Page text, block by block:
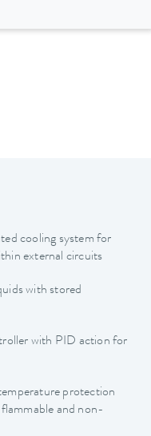
cooling system for
external circuits
with stored
with PID action for
protection
and non-